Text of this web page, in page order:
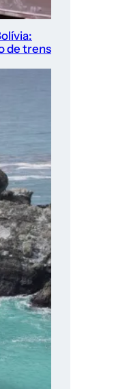
de trens